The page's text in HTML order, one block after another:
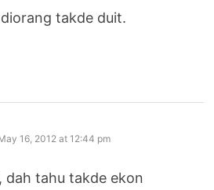
takde duit.
16, 2012 at 12:44 pm
dah tahu takde ekon